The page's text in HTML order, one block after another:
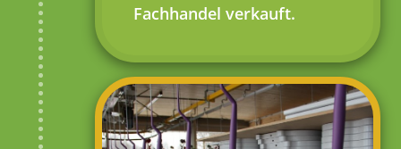
Fachhandel verkauft.